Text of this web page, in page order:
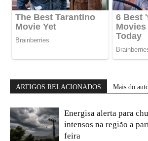
ARTIGOS RELACIONADOS Mais do
Energisa alerta para
intensos na região a
feira